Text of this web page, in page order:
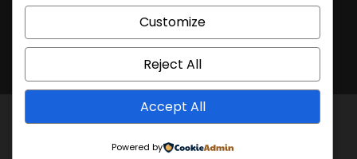
SoliDEO School At Future Essential Exhibition
Copyright © All rights reserved. Theme Kids
School byCreativ Themes
Customize
Reject All
Accept All
Powered by